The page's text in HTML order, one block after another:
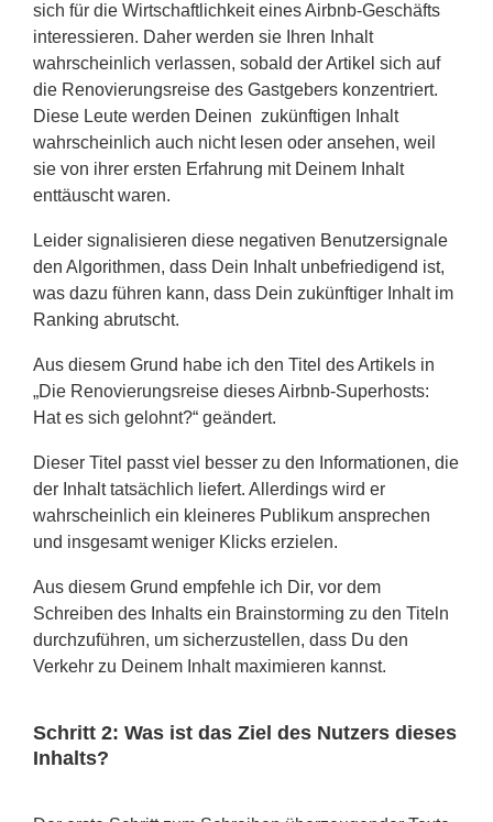
sich für die Wirtschaftlichkeit eines Airbnb-Geschäfts
interessieren. Daher werden sie Ihren Inhalt
wahrscheinlich verlassen, sobald der Artikel sich auf
die Renovierungsreise des Gastgebers konzentriert.
Diese Leute werden Deinen zukünftigen Inhalt
wahrscheinlich auch nicht lesen oder ansehen, weil
sie von ihrer ersten Erfahrung mit Deinem Inhalt
enttäuscht waren.
Leider signalisieren diese negativen Benutzersignale
den Algorithmen, dass Dein Inhalt unbefriedigend ist,
was dazu führen kann, dass Dein zukünftiger Inhalt im
Ranking abrutscht.
Aus diesem Grund habe ich den Titel des Artikels in
„Die Renovierungsreise dieses Airbnb-Superhosts:
Hat es sich gelohnt?“ geändert.
Dieser Titel passt viel besser zu den Informationen, die
der Inhalt tatsächlich liefert. Allerdings wird er
wahrscheinlich ein kleineres Publikum ansprechen
und insgesamt weniger Klicks erzielen.
Aus diesem Grund empfehle ich Dir, vor dem
Schreiben des Inhalts ein Brainstorming zu den Titeln
durchzuführen, um sicherzustellen, dass Du den
Verkehr zu Deinem Inhalt maximieren kannst.
Schritt 2: Was ist das Ziel des Nutzers dieses
Inhalts?